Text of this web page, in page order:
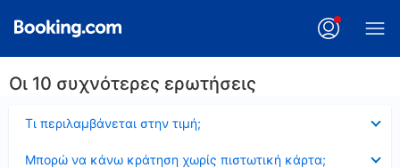
Οι 10 συχνότερες ερωτήσεις
Τι περιλαμβάνεται στην τιμή;
Μπορώ να κάνω κράτηση χωρίς πιστωτική κάρτα;